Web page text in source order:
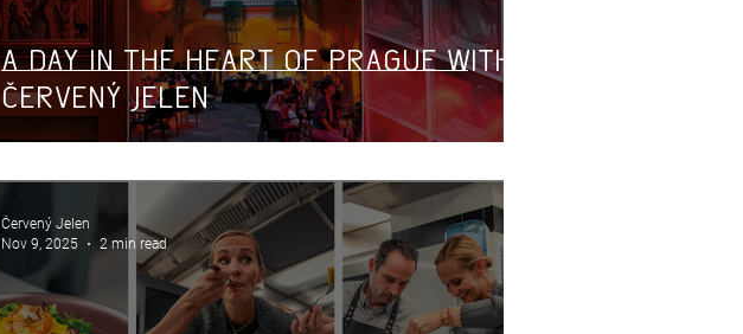
A Day in the Heart of Prague with
Červený Jelen
Červený Jelen
Nov 9, 2025
2 min read